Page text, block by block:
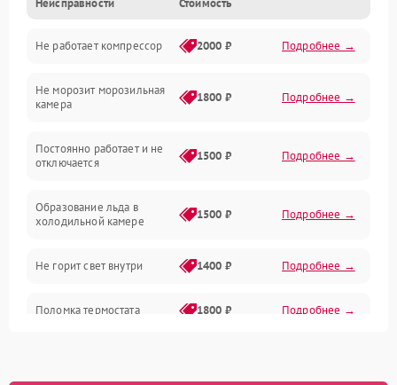
Механика
Электропитание
Дренаж
Неисправности Стоимость
Не работает компрессор 2000 ₽ Подробнее →
Не морозит морозильная
камера
1800 ₽ Подробнее →
Постоянно работает и не
отключается
1500 ₽ Подробнее →
Образование льда в
холодильной камере
1500 ₽ Подробнее →
Не горит свет внутри 1400 ₽ Подробнее →
Поломка термостата 1800 ₽ Подробнее →